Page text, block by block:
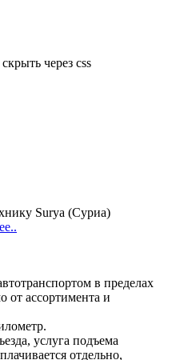
через css
Surya (Суриа)
в пределах
ассортимента и
услуга подъема
отдельно,